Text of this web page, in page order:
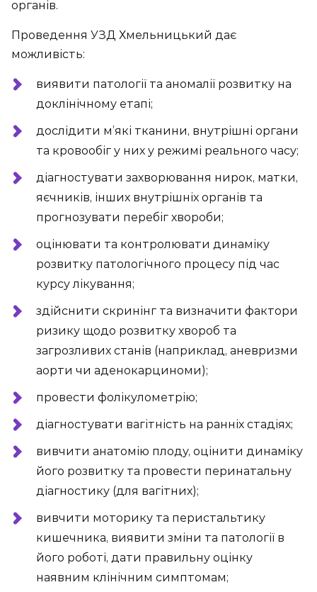
органів.
Проведення УЗД Хмельницький дає
можливість:
виявити патології та аномалії розвитку на
доклінічному етапі;
дослідити м’які тканини, внутрішні органи
та кровообіг у них у режимі реального часу;
діагностувати захворювання нирок, матки,
яєчників, інших внутрішніх органів та
прогнозувати перебіг хвороби;
оцінювати та контролювати динаміку
розвитку патологічного процесу під час
курсу лікування;
здійснити скринінг та визначити фактори
ризику щодо розвитку хвороб та
загрозливих станів (наприклад, аневризми
аорти чи аденокарциноми);
провести фолікулометрію;
діагностувати вагітність на ранніх стадіях;
вивчити анатомію плоду, оцінити динаміку
його розвитку та провести перинатальну
діагностику (для вагітних);
вивчити моторику та перистальтику
кишечника, виявити зміни та патології в
його роботі, дати правильну оцінку
наявним клінічним симптомам;